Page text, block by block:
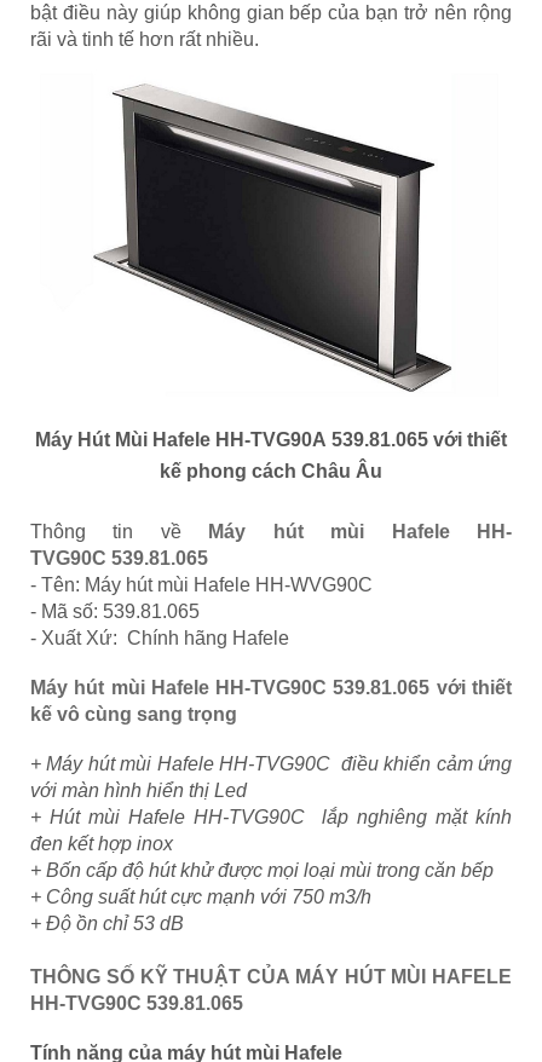
bật điều này giúp không gian bếp của bạn trở nên rộng
rãi và tinh tế hơn rất nhiều.
Máy Hút Mùi Hafele HH-TVG90A 539.81.065 với thiết
kế phong cách Châu Âu
Thông tin về Máy hút mùi HafeleHH-
TVG90C 539.81.065
- Tên: Máy hút mùi Hafele HH-WVG90C
- Mã số: 539.81.065
- Xuất Xứ: Chính hãng Hafele
Máy hút mùi HafeleHH-TVG90C539.81.065 với thiết
kế vô cùng sang trọng
+ Máy hút mùi Hafele HH-TVG90C điều khiển cảm ứng
với màn hình hiển thị Led
+ Hút mùi Hafele HH-TVG90C lắp nghiêng mặt kính
đen kết hợp inox
+ Bốn cấp độ hút khử được mọi loại mùi trong căn bếp
+ Công suất hút cực mạnh với 750 m3/h
+ Độ ồn chỉ 53 dB
THÔNG SỐ KỸ THUẬT CỦA MÁY HÚT MÙI HAFELE
HH-TVG90C 539.81.065
Tính năng của máy hút mùi Hafele